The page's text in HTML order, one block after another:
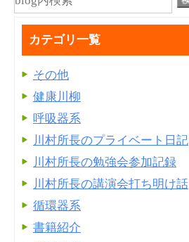
カテゴリ一覧
その他
健康川柳
呼吸器系
川村所長のプライベート日記
川村所長の勉強会参加記録
川村所長の講演会打ち明け話
循環器系
書籍紹介